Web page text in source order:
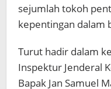
sejumlah tokoh
kepentingan dalam
Turut hadir dalam
Inspektur Jenderal
Bapak Jan Samuel